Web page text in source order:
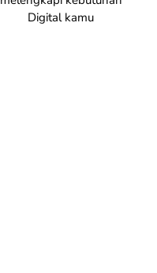
Digital kamu